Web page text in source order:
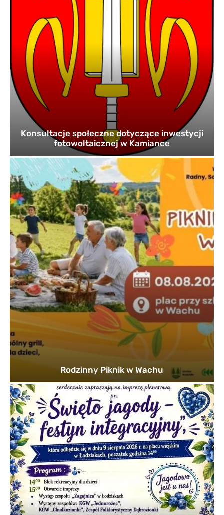
Konsultacje społeczne dotyczące inwestycji
fotowoltaicznej w Kamiance
Rodzinny Piknik w Wachu